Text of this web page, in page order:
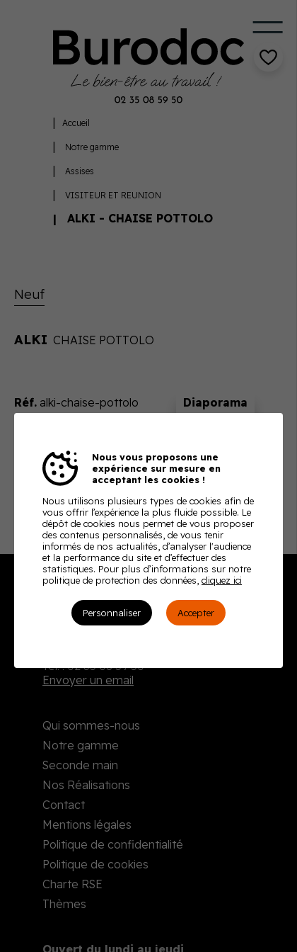
Accueil
Notre gamme
Assises
VISITEUR ET REUNION
ALKI - CHAISE POTTOLO
Neuf
ALKI CHAISE POTTOLO
Réf. alki-chaise-pottolo
En ajoutant ce produit à votre panier, nous vous
enverrons un devis ajusté à votre besoin
Télécharger la fiche technique
Burodoc
Tél. : 02 35 08 59 50
Envoyer un email
Qui sommes-nous
Notre gamme
Seconde main
Nos Réalisations
Contact
Mentions légales
Politique de confidentialité
Politique de cookies
Charte RSE
Thèmes
Nous vous proposons une
expérience sur mesure en
acceptant les cookies !
Nous utilisons plusieurs types de cookies afin de
vous offrir l’expérience la plus fluide possible. Le
dépôt de cookies nous permet de vous proposer
des contenus personnalisés, de vous tenir
informés de nos actualités, d’analyser l'audience
et la performance du site et d’effectuer des
statistiques. Pour plus d’informations sur notre
politique de protection des données, cliquez ici
Personnaliser Accepter